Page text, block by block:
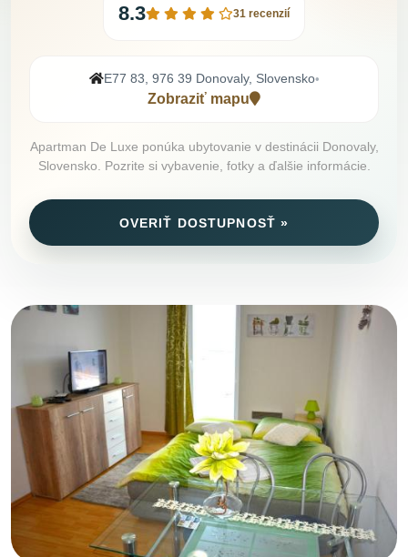
8.3 31 recenzií
E77 83, 976 39 Donovaly, Slovensko•
Zobraziť mapu
Apartman De Luxe ponúka ubytovanie v destinácii Donovaly,
Slovensko. Pozrite si vybavenie, fotky a ďalšie informácie.
OVERIŤ DOSTUPNOSŤ »